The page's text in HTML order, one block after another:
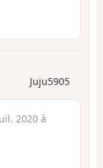
Juju5905
2020 à